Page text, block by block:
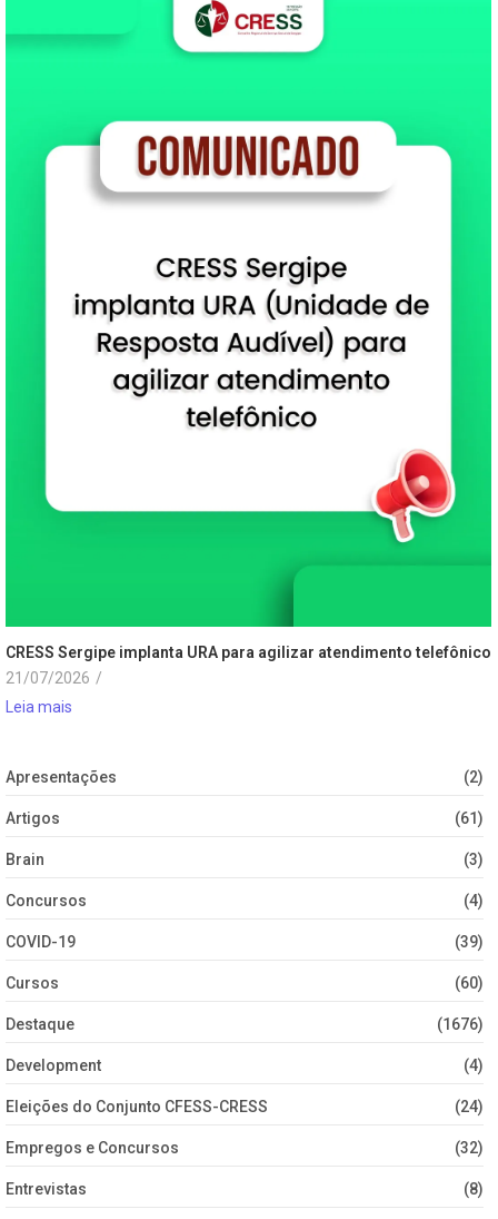
CRESS Sergipe implanta URA para agilizar atendimento telefônico
21/07/2026 /
Leia mais
Apresentações (2)
Artigos (61)
Brain (3)
Concursos (4)
COVID-19 (39)
Cursos (60)
Destaque (1676)
Development (4)
Eleições do Conjunto CFESS-CRESS (24)
Empregos e Concursos (32)
Entrevistas (8)